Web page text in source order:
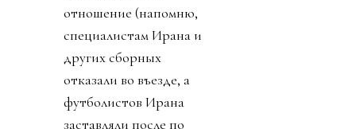
отношение (напомню,
специалистам Ирана и
других сборных
отказали во въезде, а
футболистов Ирана
заставляли после по